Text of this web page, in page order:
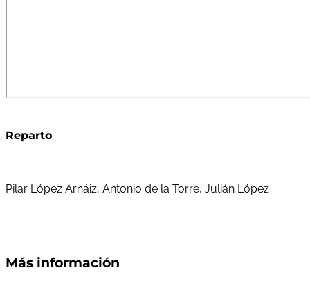
Reparto
Pilar López Arnáiz, Antonio de la Torre, Julián López
Más información